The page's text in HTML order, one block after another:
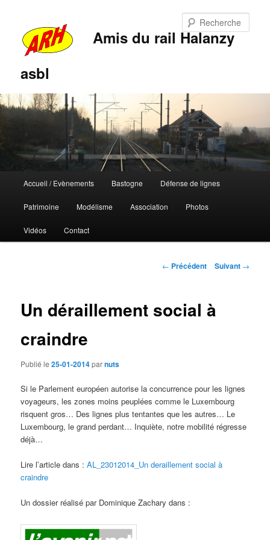
Amis du rail Halanzy
asbl
principal
Aller
au
contenu
Aller
au
contenu
Accueil / Evènements Bastogne Défense de lignes
Patrimoine Modélisme Association Photos
Vidéos Contact
Navigation
← Précédent Suivant →
Un déraillement social à
craindre
Publié le25-01-2014parnuts
Si le Parlement européen autorise la concurrence pour les lignes
voyageurs, les zones moins peuplées comme le Luxembourg
risquent gros… Des lignes plus tentantes que les autres… Le
Luxembourg, le grand perdant… Inquiète, notre mobilité régresse
déjà…
Lire l’article dans :AL_23012014_Un deraillement social à
craindre
Un dossier réalisé par Dominique Zachary dans :